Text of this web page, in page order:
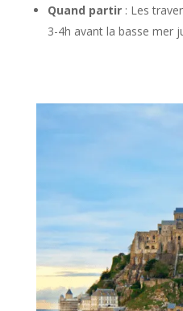
Quand partir: Les
3-4h avant la basse mer